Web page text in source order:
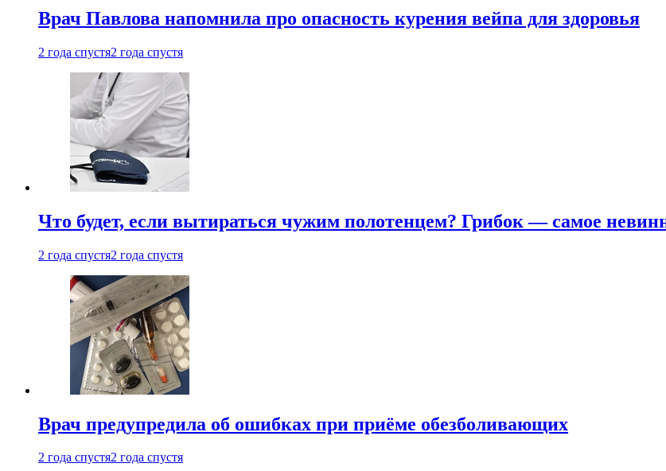
Врач Павлова напомнила про опасность курения вейпа для здоровья
2 года спустя2 года спустя
Что будет, если вытираться чужим полотенцем? Грибок — самое
2 года спустя2 года спустя
Врач предупредила об ошибках при приëме обезболивающих
2 года спустя2 года спустя